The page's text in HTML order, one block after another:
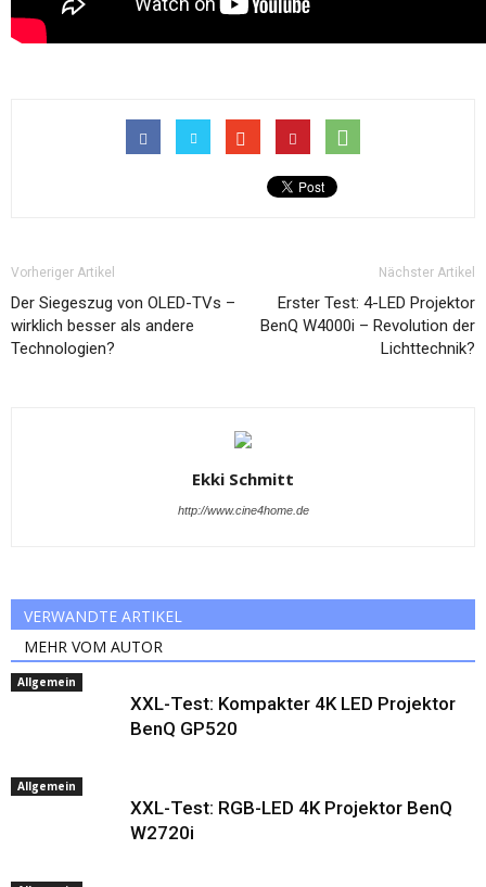
Vorheriger Artikel
Der Siegeszug von OLED-TVs –
wirklich besser als andere
Technologien?
Nächster Artikel
Erster Test: 4-LED Projektor
BenQ W4000i – Revolution der
Lichttechnik?
Ekki Schmitt
http://www.cine4home.de
VERWANDTE ARTIKEL
MEHR VOM AUTOR
Allgemein
XXL-Test: Kompakter 4K LED Projektor
BenQ GP520
Allgemein
XXL-Test: RGB-LED 4K Projektor BenQ
W2720i